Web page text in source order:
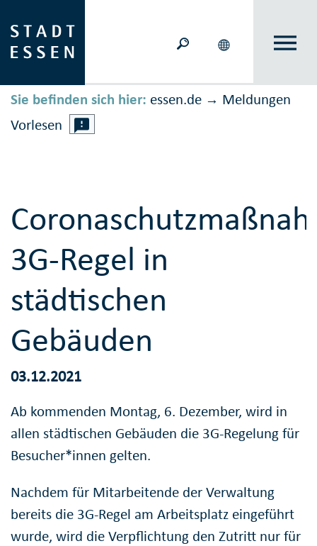
Sie befinden sich hier: essen.de → Meldungen
Vorlesen
3G-Regel in
städtischen
Gebäuden
03.12.2021
Ab kommenden Montag, 6. Dezember, wird in
allen städtischen Gebäuden die 3G-Regelung für
Besucher*innen gelten.
Nachdem für Mitarbeitende der Verwaltung
bereits die 3G-Regel am Arbeitsplatz eingeführt
wurde, wird die Verpflichtung den Zutritt nur für